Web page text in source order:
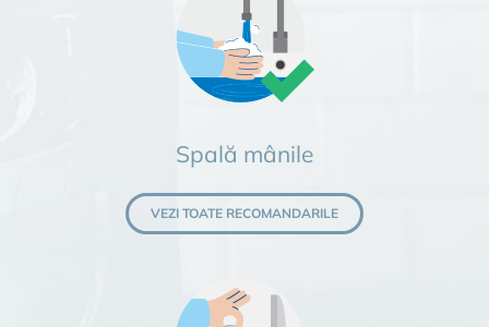
Spală mânile
VEZI TOATE RECOMANDARILE